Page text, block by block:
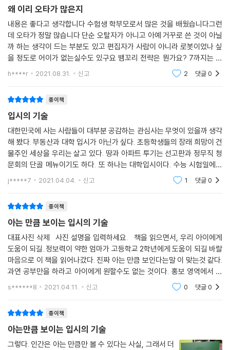
왜 이리 오타가 많은지
내용은 좋다고 생각합니다 수험생 학부모로서 많은 것을 배웠습니다그런
데 오타가 정말 많습니다 단순 오탈자가 아니고 아예 거꾸로 쓴 것이 아닐
까 하는 생각이 드는 부분도 있고 편집자가 사람이 아니라 로봇이었나 싶
을 정도로 어이가 없는실수도 있구요 뱀꼬리 전략은 뭔가요? 7까지는 설
마 일곱가지의 오타인가요? 거의 매 단원에 오자가 있네요 이 정도면 아예
h****r 2021.08.31. 신고 2 댓글0
종이책
입시의 기술
대한민국에 사는 사람들이 대부분 공감하는 관심사는 무엇이 있을까 생각
해 봤다. 부동산과 대학 입시가 아닌가 싶다. 초등학생들의 장래 희망이 건
물주인 세상을 우리는 살고 있다. 땅과 아파트 투기는 선고판과 정무직 청
문회의 단골 메뉴이기도 하다. 또 하나는 대학입시이다. 수능 시험일에는
하늘의 비행기도 뜨지 않을 정도이니 말 다했다. 이 땅에 태어난 아이들은
거의 대
j*****7 2021.04.04. 신고 1 댓글0
종이책
아는 만큼 보이는 입시의 기술
대표사진 삭제 사진 설명을 입력하세요. 책을 읽으면서, 우리 아이에게
도움이 되길..정보력이 약한 엄마가 고등학교 2학년에게 도움이 되길 바랄
마음으로 이 책을 읽어나갔다. 진짜 아는 만큼 보인다는말 이 맞는것 같다.
과연 공부만을 하라고 아이에게 원할수도 없는 것이다. 홍보 영역에서 자
신만의 영역을 찾아가는 것이 필요하다는
s******8 2021.04.11. 신고 0 댓글0
종이책
아는만큼 보이는 입시의 기술
그렇다. 인간은 아는 만큼만 볼 수 있다는 사실, 그래서 더